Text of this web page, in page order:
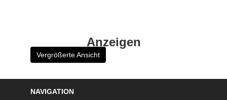
Anzeigen
Vergrößerte Ansicht
NAVIGATION